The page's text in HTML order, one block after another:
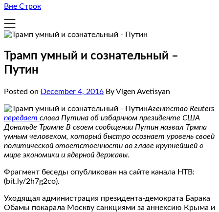
Вне Строк
Трамп умный и сознательный –
Путин
Posted on December 4, 2016 By Vigen Avetisyan
Агентство Reuters
передает слова Путина об избарнном президенте США
Дональде Трампе В своем сообщении Путин назвал Трмпа
умным человеком, который быстро осознает уровень своей
политической ответственности во главе крупнейшей в
мире экономики и ядерной державы.
Фрагмент беседы опубликован на сайте канала НТВ:
(bit.ly/2h7g2co).
Уходящая администрация президента-демократа Барака
Обамы покарала Москву санкциями за аннексию Крыма и